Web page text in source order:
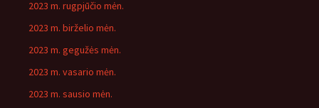
2023 m. rugpjūčio mėn.
2023 m. birželio mėn.
2023 m. gegužės mėn.
2023 m. vasario mėn.
2023 m. sausio mėn.